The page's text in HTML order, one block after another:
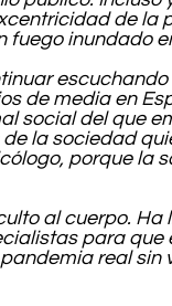
de la
fuego inundado
de media en
social del que
la sociedad
porque la
al cuerpo. Ha
para que
real sin